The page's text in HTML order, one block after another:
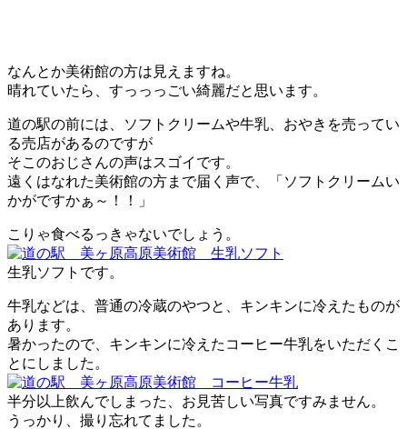
なんとか美術館の方は見えますね。
晴れていたら、すっっっごい綺麗だと思います。
道の駅の前には、ソフトクリームや牛乳、おやきを売ってい
る売店があるのですが
そこのおじさんの声はスゴイです。
遠くはなれた美術館の方まで届く声で、「ソフトクリームい
かがですかぁ～！！」
こりゃ食べるっきゃないでしょう。
生乳ソフトです。
牛乳などは、普通の冷蔵のやつと、キンキンに冷えたものが
あります。
暑かったので、キンキンに冷えたコーヒー牛乳をいただくこ
とにしました。
半分以上飲んでしまった、お見苦しい写真ですみません。
うっかり、撮り忘れてました。